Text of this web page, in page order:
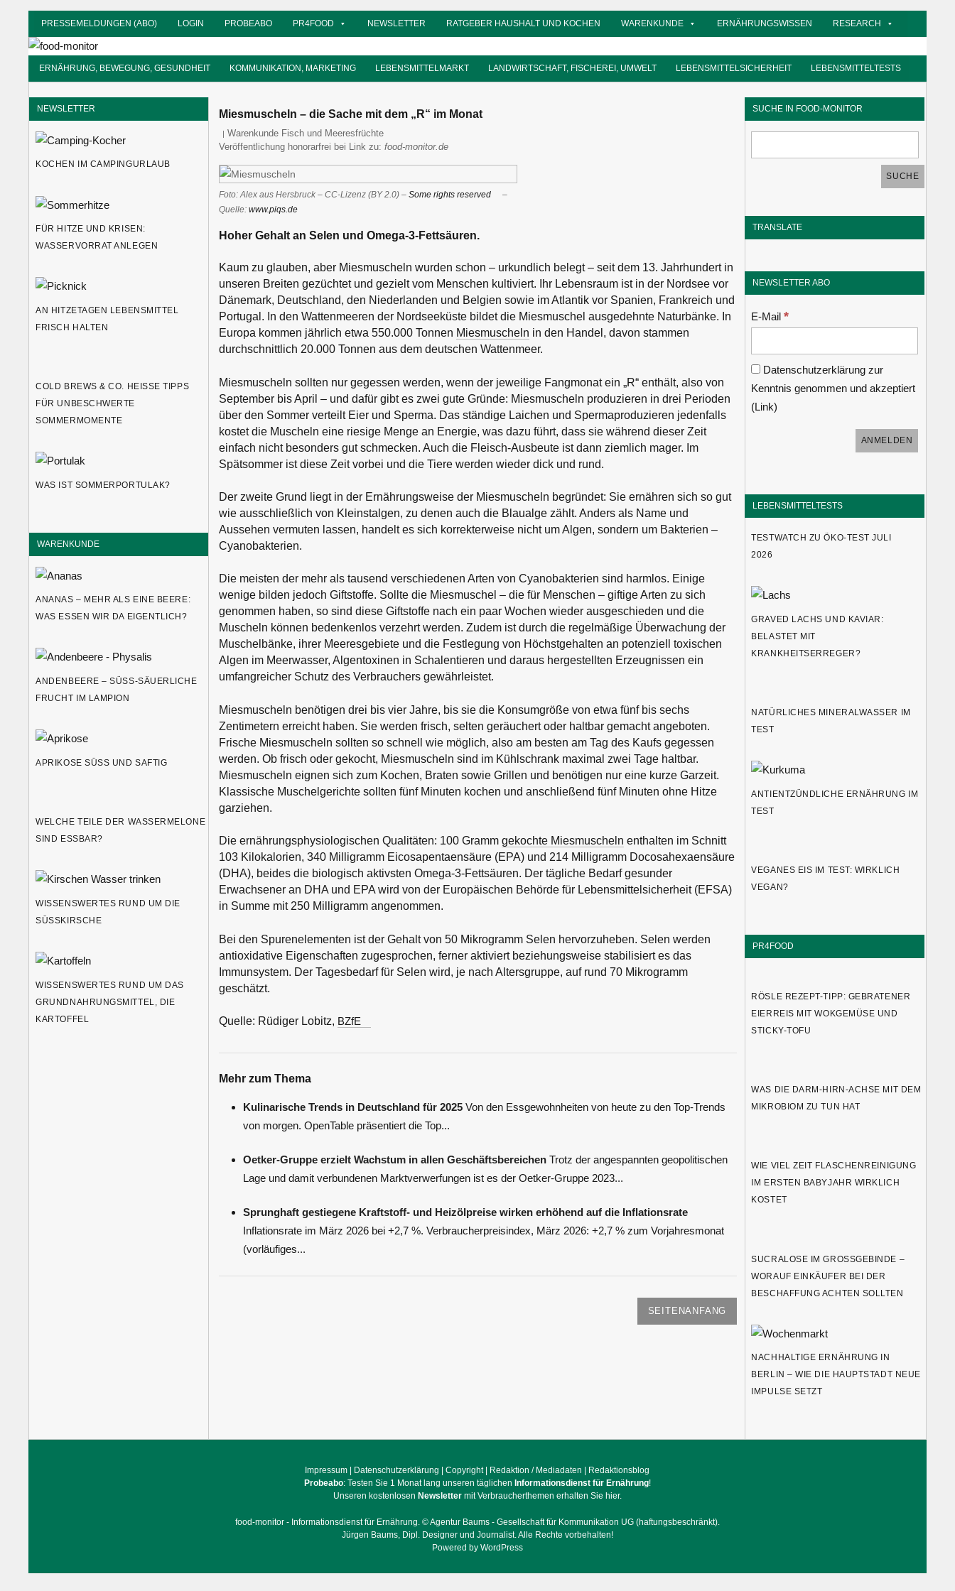
Zum
Inhalt
springen
PRESSEMELDUNGEN (ABO) LOGIN PROBEABO PR4FOOD NEWSLETTER RATGEBER HAUSHALT UND KOCHEN WARENKUNDE ERNÄHRUNGSWISSEN RESEARCH
Informationsdienst
ERNÄHRUNG, BEWEGUNG, GESUNDHEIT KOMMUNIKATION, MARKETING LEBENSMITTELMARKT LANDWIRTSCHAFT, FISCHEREI, UMWELT LEBENSMITTELSICHERHEIT LEBENSMITTELTESTS
Miesmuscheln – die Sache mit dem „R“ im Monat
food-monitor
Warenkunde Fisch und Meeresfrüchte
Veröffentlichung honorarfrei bei Link zu: food-monitor.de
Foto: Alex aus Hersbruck – CC-Lizenz (BY 2.0) – Some rights reserved
–
Quelle: www.piqs.de
Hoher Gehalt an Selen und Omega-3-Fettsäuren.
Kaum zu glauben, aber Miesmuscheln wurden schon – urkundlich belegt – seit dem 13. Jahrhundert in
unseren Breiten gezüchtet und gezielt vom Menschen kultiviert. Ihr Lebensraum ist in der Nordsee vor
Dänemark, Deutschland, den Niederlanden und Belgien sowie im Atlantik vor Spanien, Frankreich und
Portugal. In den Wattenmeeren der Nordseeküste bildet die Miesmuschel ausgedehnte Naturbänke. In
Europa kommen jährlich etwa 550.000 Tonnen Miesmuscheln in den Handel, davon stammen
durchschnittlich 20.000 Tonnen aus dem deutschen Wattenmeer.
Miesmuscheln sollten nur gegessen werden, wenn der jeweilige Fangmonat ein „R“ enthält, also von
September bis April – und dafür gibt es zwei gute Gründe: Miesmuscheln produzieren in drei Perioden
über den Sommer verteilt Eier und Sperma. Das ständige Laichen und Spermaproduzieren jedenfalls
kostet die Muscheln eine riesige Menge an Energie, was dazu führt, dass sie während dieser Zeit
einfach nicht besonders gut schmecken. Auch die Fleisch-Ausbeute ist dann ziemlich mager. Im
Spätsommer ist diese Zeit vorbei und die Tiere werden wieder dick und rund.
Der zweite Grund liegt in der Ernährungsweise der Miesmuscheln begründet: Sie ernähren sich so gut
wie ausschließlich von Kleinstalgen, zu denen auch die Blaualge zählt. Anders als Name und
Aussehen vermuten lassen, handelt es sich korrekterweise nicht um Algen, sondern um Bakterien –
Cyanobakterien.
Die meisten der mehr als tausend verschiedenen Arten von Cyanobakterien sind harmlos. Einige
wenige bilden jedoch Giftstoffe. Sollte die Miesmuschel – die für Menschen – giftige Arten zu sich
genommen haben, so sind diese Giftstoffe nach ein paar Wochen wieder ausgeschieden und die
Muscheln können bedenkenlos verzehrt werden. Zudem ist durch die regelmäßige Überwachung der
Muschelbänke, ihrer Meeresgebiete und die Festlegung von Höchstgehalten an potenziell toxischen
Algen im Meerwasser, Algentoxinen in Schalentieren und daraus hergestellten Erzeugnissen ein
umfangreicher Schutz des Verbrauchers gewährleistet.
Miesmuscheln benötigen drei bis vier Jahre, bis sie die Konsumgröße von etwa fünf bis sechs
Zentimetern erreicht haben. Sie werden frisch, selten geräuchert oder haltbar gemacht angeboten.
Frische Miesmuscheln sollten so schnell wie möglich, also am besten am Tag des Kaufs gegessen
werden. Ob frisch oder gekocht, Miesmuscheln sind im Kühlschrank maximal zwei Tage haltbar.
Miesmuscheln eignen sich zum Kochen, Braten sowie Grillen und benötigen nur eine kurze Garzeit.
Klassische Muschelgerichte sollten fünf Minuten kochen und anschließend fünf Minuten ohne Hitze
garziehen.
Die ernährungsphysiologischen Qualitäten: 100 Gramm gekochte Miesmuscheln enthalten im Schnitt
103 Kilokalorien, 340 Milligramm Eicosapentaensäure (EPA) und 214 Milligramm Docosahexaensäure
(DHA), beides die biologisch aktivsten Omega-3-Fettsäuren. Der tägliche Bedarf gesunder
Erwachsener an DHA und EPA wird von der Europäischen Behörde für Lebensmittelsicherheit (EFSA)
in Summe mit 250 Milligramm angenommen.
Bei den Spurenelementen ist der Gehalt von 50 Mikrogramm Selen hervorzuheben. Selen werden
antioxidative Eigenschaften zugesprochen, ferner aktiviert beziehungsweise stabilisiert es das
Immunsystem. Der Tagesbedarf für Selen wird, je nach Altersgruppe, auf rund 70 Mikrogramm
geschätzt.
Quelle: Rüdiger Lobitz, BZfE
Mehr zum Thema
Kulinarische Trends in Deutschland für 2025 Von den Essgewohnheiten von heute zu den Top-Trends
von morgen. OpenTable präsentiert die Top...
Oetker-Gruppe erzielt Wachstum in allen Geschäftsbereichen Trotz der angespannten geopolitischen
Lage und damit verbundenen Marktverwerfungen ist es der Oetker-Gruppe 2023...
Sprunghaft gestiegene Kraftstoff- und Heizölpreise wirken erhöhend auf die Inflationsrate
Inflationsrate im März 2026 bei +2,7 %. Verbraucherpreisindex, März 2026: +2,7 % zum Vorjahresmonat
(vorläufiges...
SEITENANFANG
NEWSLETTER
KOCHEN IM CAMPINGURLAUB
FÜR HITZE UND KRISEN:
WASSERVORRAT ANLEGEN
AN HITZETAGEN LEBENSMITTEL
FRISCH HALTEN
COLD BREWS & CO. HEISSE TIPPS F
ÜR UNBESCHWERTE S
OMMERMOMENTE
WAS IST SOMMERPORTULAK?
WARENKUNDE
ANANAS – MEHR ALS EINE BEERE:
WAS ESSEN WIR DA EIGENTLICH?
ANDENBEERE – SÜSS-SÄUERLICHE F
RUCHT IM LAMPION
APRIKOSE SÜSS UND SAFTIG
WELCHE TEILE DER WASSERMELONE
SIND ESSBAR?
WISSENSWERTES RUND UM DIE
SÜSSKIRSCHE
WISSENSWERTES RUND UM DAS
GRUNDNAHRUNGSMITTEL, DIE
KARTOFFEL
SUCHE IN FOOD-MONITOR
TRANSLATE
NEWSLETTER ABO
E-Mail*
Datenschutzerklärung zur
Kenntnis genommen und akzeptiert
(Link)
LEBENSMITTELTESTS
TESTWATCH ZU ÖKO-TEST JULI
2026
GRAVED LACHS UND KAVIAR:
BELASTET MIT
KRANKHEITSERREGER?
NATÜRLICHES MINERALWASSER IM
TEST
ANTIENTZÜNDLICHE ERNÄHRUNG IM
TEST
VEGANES EIS IM TEST: WIRKLICH
VEGAN?
PR4FOOD
RÖSLE REZEPT-TIPP: GEBRATENER
EIERREIS MIT WOKGEMÜSE UND
STICKY-TOFU
WAS DIE DARM-HIRN-ACHSE MIT DEM
MIKROBIOM ZU TUN HAT
WIE VIEL ZEIT FLASCHENREINIGUNG
IM ERSTEN BABYJAHR WIRKLICH
KOSTET
SUCRALOSE IM GROSSGEBINDE – W
ORAUF EINKÄUFER BEI DER B
ESCHAFFUNG ACHTEN SOLLTEN
NACHHALTIGE ERNÄHRUNG IN
BERLIN – WIE DIE HAUPTSTADT NEUE
IMPULSE SETZT
Impressum Datenschutzerklärung |Copyright| Redaktion / Mediadaten
Redaktionsblog
Probeabo: Testen Sie 1 Monat lang unseren täglichen Informationsdienst für Ernährung!
Unseren kostenlosen Newslettermit Verbraucherthemen erhalten Sie hier.
food-monitor - Informationsdienst für Ernährung. ©Agentur Baums - Gesellschaft für Kommunikation UG (haftungsbeschränkt).
Jürgen Baums, Dipl. Designer und Journalist. Alle Rechte vorbehalten!
Powered by WordPress